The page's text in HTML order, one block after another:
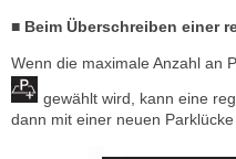
■ Beim Überschreiben einer
Wenn die maximale Anzahl an
gewählt wird, kann eine
dann mit einer neuen